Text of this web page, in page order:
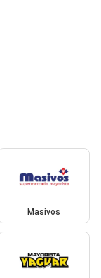
Masivos